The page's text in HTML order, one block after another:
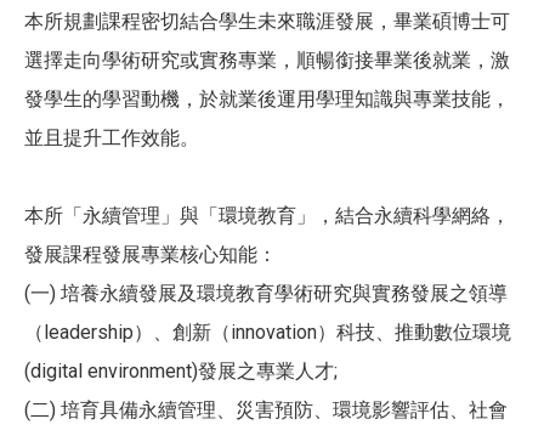
本所規劃課程密切結合學生未來職涯發展，畢業碩博士可
選擇走向學術研究或實務專業，順暢銜接畢業後就業，激
發學生的學習動機，於就業後運用學理知識與專業技能，
並且提升工作效能。
本所「永續管理」與「環境教育」，結合永續科學網絡，
發展課程發展專業核心知能：
(一) 培養永續發展及環境教育學術研究與實務發展之領導
（leadership）、創新（innovation）科技、推動數位環境
(digital environment)發展之專業人才;
(二) 培育具備永續管理、災害預防、環境影響評估、社會